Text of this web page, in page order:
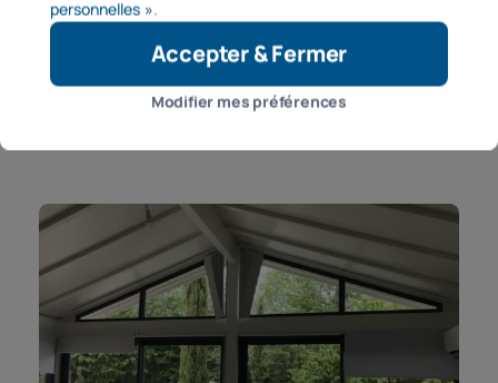
Quantité : 9
personnelles ».
Accepter & Fermer
Modifier mes préférences